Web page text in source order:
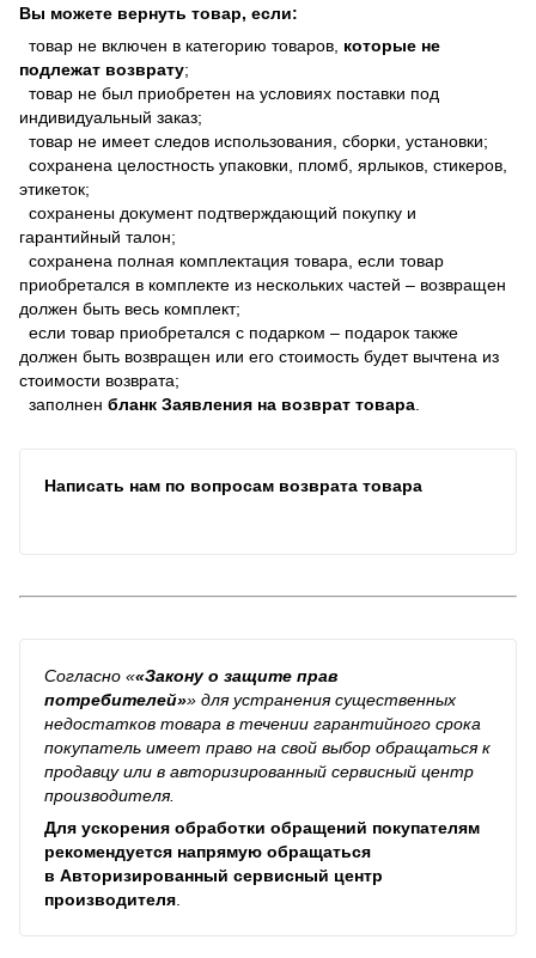
Вы можете вернуть товар, если:
товар не включен в категорию товаров, которые не
подлежат возврату;
товар не был приобретен на условиях поставки под
индивидуальный заказ;
товар не имеет следов использования, сборки, установки;
сохранена целостность упаковки, пломб, ярлыков, стикеров,
этикеток;
сохранены документ подтверждающий покупку и
гарантийный талон;
сохранена полная комплектация товара, если товар
приобретался в комплекте из нескольких частей – возвращен
должен быть весь комплект;
если товар приобретался с подарком – подарок также
должен быть возвращен или его стоимость будет вычтена из
стоимости возврата;
заполнен бланк Заявления на возврат товара
Написать нам по вопросам возврата товара
Согласно ««Закону о защите прав
потребителей»» для устранения существенных
недостатков товара в течении гарантийного срока
покупатель имеет право на свой выбор обращаться к
продавцу или в авторизированный сервисный центр
производителя.
Для ускорения обработки обращений покупателям
рекомендуется напрямую обращаться
в Авторизированный сервисный центр
производителя